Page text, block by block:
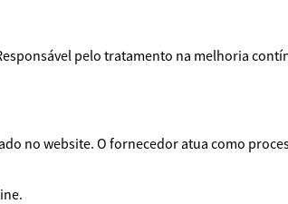
pelo tratamento na melhoria
no website. O fornecedor atua como